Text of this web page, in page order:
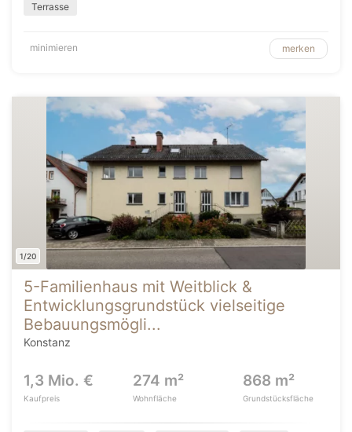
Terrasse
minimieren merken
1/20
5-Familienhaus mit Weitblick &
Entwicklungsgrundstück vielseitige
Bebauungsmögli...
Konstanz
1,3 Mio. €
Kaufpreis
274 m²
Wohnfläche
868 m²
Grundstücksfläche